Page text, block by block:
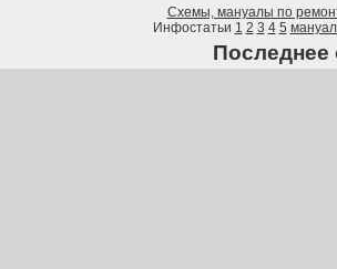
Схемы, мануалы по
Инфостатьи 1 2 3 4 5